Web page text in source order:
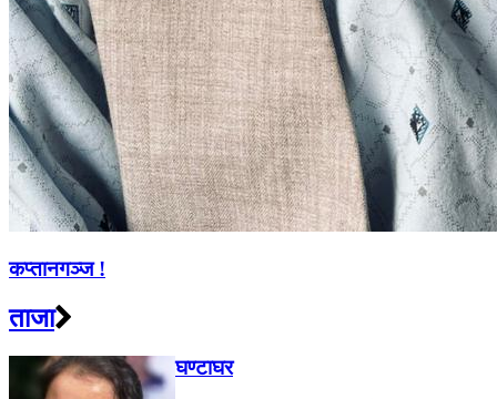
कप्तानगञ्ज !
ताजा
घण्टाघर